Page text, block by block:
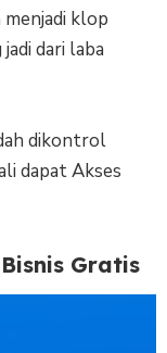
klop
dari laba
dikontrol
dapat Akses
Gratis